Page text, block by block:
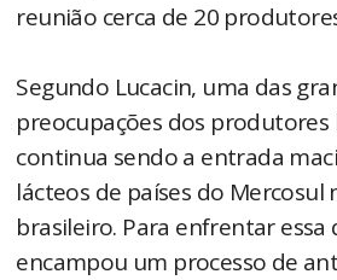
reunião cerca de 20
Segundo Lucacin, uma das
preocupações dos produtores
continua sendo a entrada
lácteos de países do Mercosul
brasileiro. Para enfrentar essa
encampou um processo de